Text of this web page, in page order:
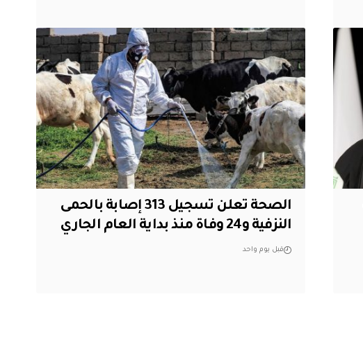
الصحة تعلن تسجيل 313 إصابة بالحمى
النزفية و24 وفاة منذ بداية العام الجاري
قبل يوم واحد